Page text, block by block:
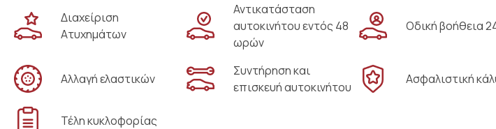
Διαχείριση
Ατυχημάτων
Αντικατάσταση
αυτοκινήτου εντός 48
ωρών
Οδική βοήθεια
Αλλαγή ελαστικών
Συντήρηση και
επισκευή αυτοκινήτου
Ασφαλιστική
Τέλη κυκλοφορίας